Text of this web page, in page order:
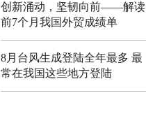
创新涌动，坚韧向前——解读
前7个月我国外贸成绩单
8月台风生成登陆全年最多 最
常在我国这些地方登陆